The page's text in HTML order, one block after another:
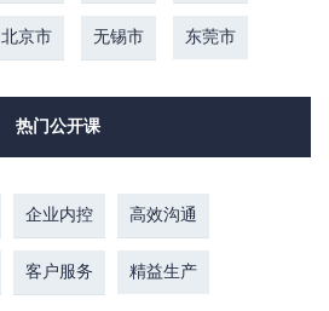
北京市 无锡市 东莞市
热门公开课
企业内控 高效沟通
客户服务 精益生产